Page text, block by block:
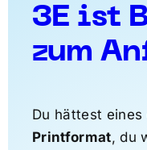
3E ist
zum
Du hättest eines
Printformat, du